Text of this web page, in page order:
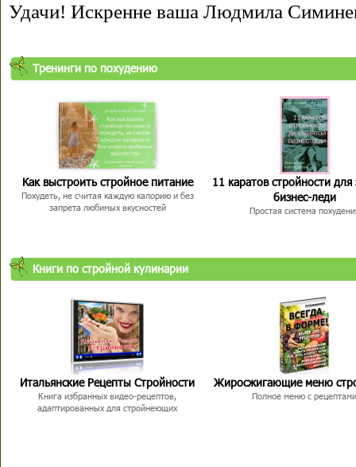
Удачи! Искренне ваша Людмила
Тренинги по похудению
Как выстроить стройное питание
Похудеть, не считая каждую калорию и без
запрета любимых вкусностей
11 каратов стройности для
бизнес-леди
Простая система
Книги по стройной кулинарии
Итальянские Рецепты Стройности
Книга избранных видео-рецептов,
адаптированных для стройнеющих
Жиросжигающие меню
Полное меню с рецептами